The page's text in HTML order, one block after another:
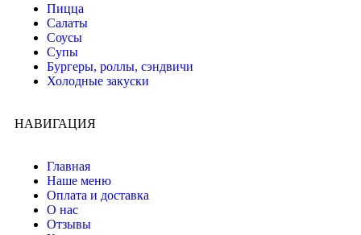
Пицца
Салаты
Соусы
Супы
Бургеры, роллы, сэндвичи
Холодные закуски
НАВИГАЦИЯ
Главная
Наше меню
Оплата и доставка
О нас
Отзывы